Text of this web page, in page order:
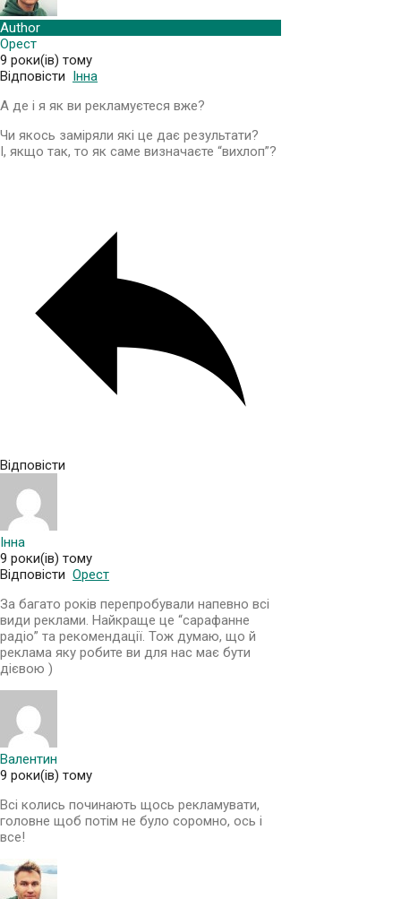
Author
Орест
9 роки(ів) тому
Відповісти Інна
А де і я як ви рекламуєтеся вже?
Чи якось заміряли які це дає результати?
І, якщо так, то як саме визначаєте “вихлоп”?
Відповісти
Інна
9 роки(ів) тому
Відповісти Орест
За багато років перепробували напевно всі
види реклами. Найкраще це “сарафанне
радіо” та рекомендації. Тож думаю, що й
реклама яку робите ви для нас має бути
дієвою )
Валентин
9 роки(ів) тому
Всі колись починають щось рекламувати,
головне щоб потім не було соромно, ось і
все!